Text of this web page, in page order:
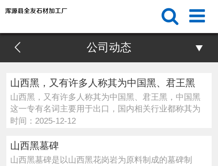
公司动态
山西黑，又有许多人称其为中国黑、君王黑
山西黑，又有许多人称其为中国黑、君王黑，中国黑
这一专有名词主要用于出口，国内相关行业都称其为
山西黑。···
时间：2025-12-12
山西黑墓碑
山西黑墓碑是以山西黑花岗岩为原料制成的墓碑制